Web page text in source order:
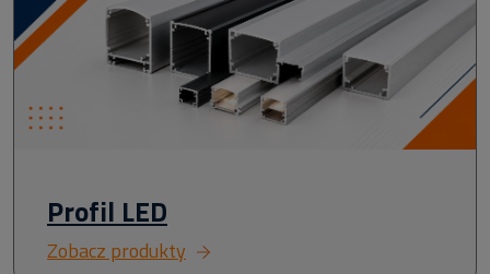
Profil LED
Zobacz produkty